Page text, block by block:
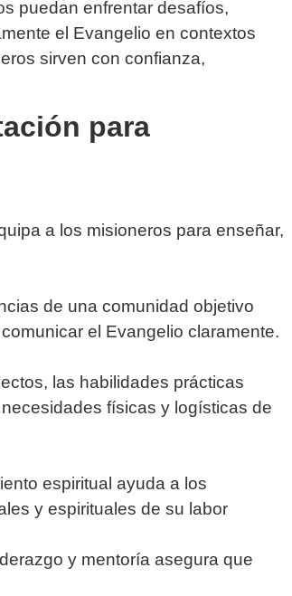
puedan enfrentar desafíos,
el Evangelio en contextos
sirven con confianza,
para
a los misioneros para enseñar,
de una comunidad objetivo
el Evangelio claramente.
las habilidades prácticas
físicas y logísticas de
espiritual ayuda a los
y espirituales de su labor
y mentoría asegura que